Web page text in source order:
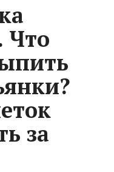
Что
за